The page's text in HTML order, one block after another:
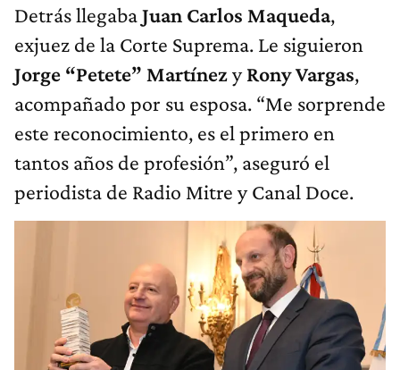
Detrás llegabaJuan Carlos Maqueda,
exjuez de la Corte Suprema. Le siguieron
Jorge “Petete” MartínezyRony Vargas,
acompañado por su esposa. “Me sorprende
este reconocimiento, es el primero en
tantos años de profesión”, aseguró el
periodista de Radio Mitre y Canal Doce.